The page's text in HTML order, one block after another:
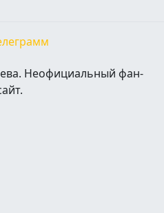
Неофициальный фан-